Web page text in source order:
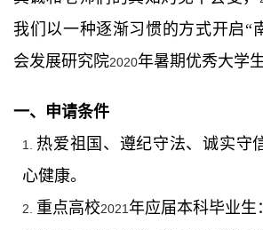
我们以一种逐渐习惯的方式开启“
会发展研究院2020年暑期优秀大学
一、申请条件
1. 热爱祖国、遵纪守法、诚实守
心健康。
2. 重点高校2021年应届本科毕业生